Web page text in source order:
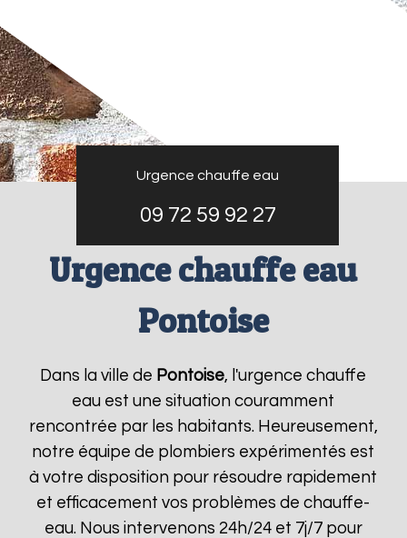
Urgence chauffe eau
09 72 59 92 27
Urgence chauffe eau
Pontoise
Dans la ville de Pontoise, l'urgence chauffe
eau est une situation couramment
rencontrée par les habitants. Heureusement,
notre équipe de plombiers expérimentés est
à votre disposition pour résoudre rapidement
et efficacement vos problèmes de chauffe-
eau. Nous intervenons 24h/24 et 7j/7 pour